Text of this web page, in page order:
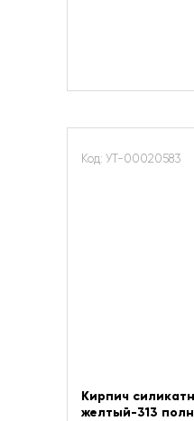
Код: УТ-00020583
Кирпич
желтый-313